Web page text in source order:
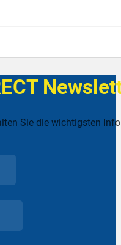
Sie die wichtigsten